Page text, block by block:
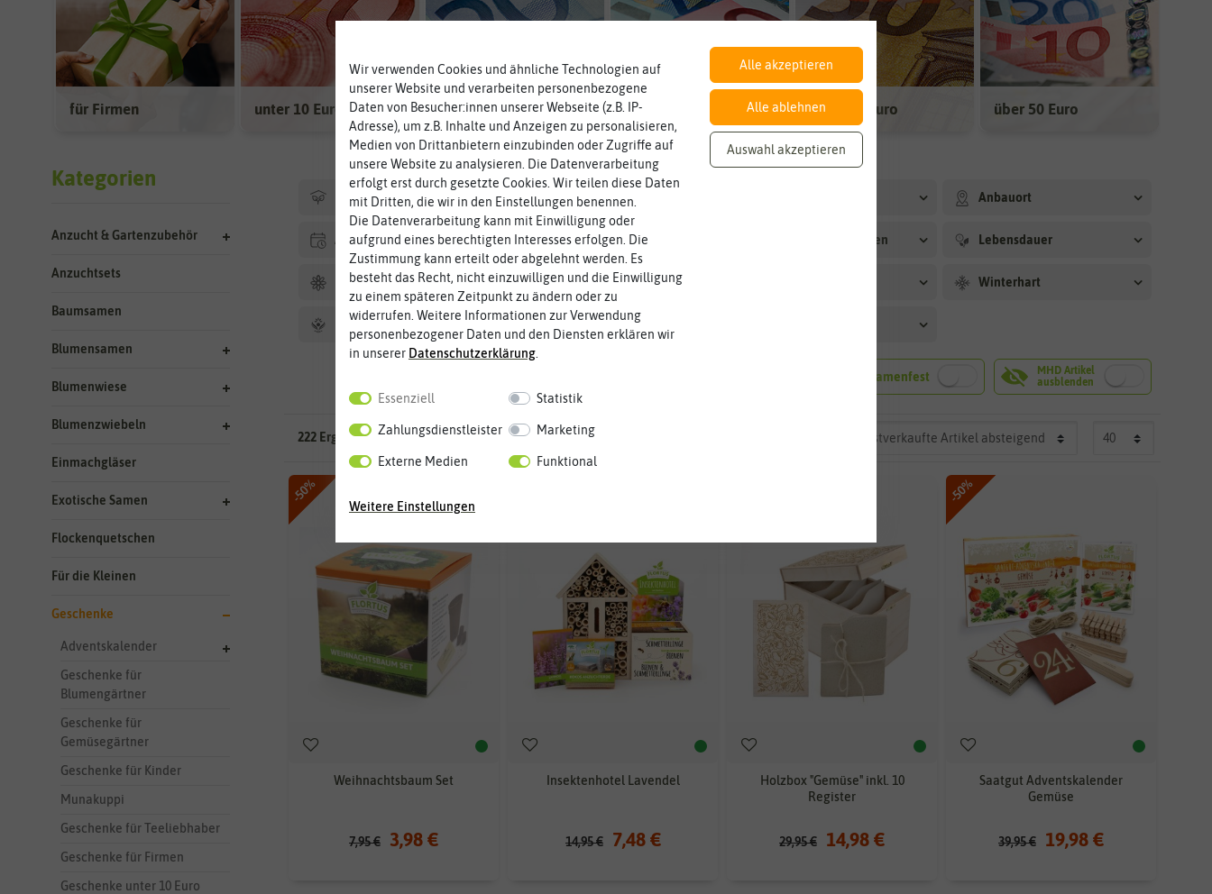
für Firmen unter 10 Euro unter 20 Euro unter 30 Euro unter 50 Euro über 50 Euro
Kategorien
Anzucht & Gartenzubehör
Anzuchtsets
Baumsamen
Blumensamen
Blumenwiese
Blumenzwiebeln
Einmachgläser
Exotische Samen
Flockenquetschen
Für die Kleinen
Geschenke
Adventskalender
Geschenke für
Blumengärtner
Geschenke für
Gemüsegärtner
Geschenke für Kinder
Munakuppi
Geschenke für Teeliebhaber
Geschenke für Firmen
Geschenke unter 10 Euro
Hersteller Preis Anbauort
Aussaat Haus Aussaat Standortbedingungen Lebensdauer
Blütezeit Blütenfarbe Winterhart
Ernte Pflanzzeit
222 Ergebnissegefunden in Geschenke
-50%
Weihnachtsbaum Set
7,95 € 3,98 €
Insektenhotel Lavendel
14,95 € 7,48 €
Holzbox "Gemüse" inkl. 10
Register
29,95 € 14,98 €
-50%
Saatgut Adventskalender
Gemüse
39,95 € 19,98 €
Wir verwenden Cookies und ähnliche Technologien auf
unserer Website und verarbeiten personenbezogene
Daten von Besucher:innen unserer Webseite (z.B. IP-
Adresse), um z.B. Inhalte und Anzeigen zu personalisieren,
Medien von Drittanbietern einzubinden oder Zugriffe auf
unsere Website zu analysieren. Die Datenverarbeitung
erfolgt erst durch gesetzte Cookies. Wir teilen diese Daten
mit Dritten, die wir in den Einstellungen benennen.
Die Datenverarbeitung kann mit Einwilligung oder
aufgrund eines berechtigten Interesses erfolgen. Die
Zustimmung kann erteilt oder abgelehnt werden. Es
besteht das Recht, nicht einzuwilligen und die Einwilligung
zu einem späteren Zeitpunkt zu ändern oder zu
widerrufen. Weitere Informationen zur Verwendung
personenbezogener Daten und den Diensten erklären wir
in unserer Daten­schutz­erklärung
Essenziell Statistik
Zahlungsdienstleister Marketing
Externe Medien Funktional
Weitere Einstellungen
Alle akzeptieren
Alle ablehnen
Auswahl akzeptieren